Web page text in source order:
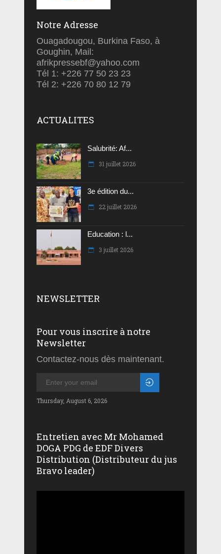
Notre Adresse
Ouagadougou, Burkina Faso, à
Goughin, Mail:
afrikpressebf@yahoo.com
Tél 1: +226 77 50 23 23
Tél 2: +226 70 80 12 79
ACTUALITES
Salubrité: Af...
31 juillet 2026
3e édition du...
22 juillet 2026
Education : l...
3 juillet 2026
NEWSLETTER
Pour vous inscrire à notre
Newsletter
Contactez-nous dès maintenant.
Thursday, August 6, 2026
Entretien avec Mr Mohamed
DOGA PDG de EDF Divers
Distribution (Distributeur du jus
Bravo leader)